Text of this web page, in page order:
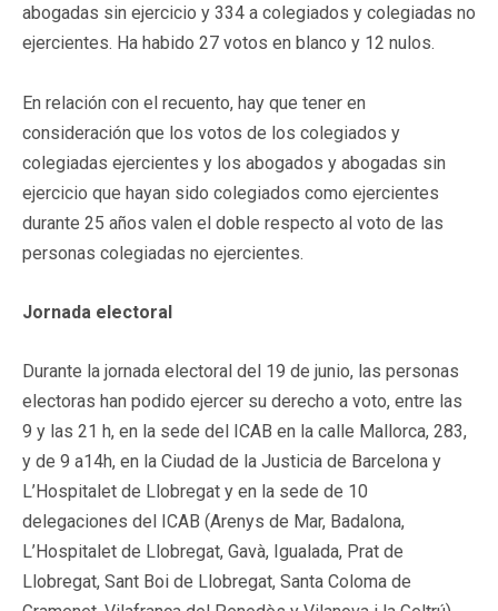
abogadas sin ejercicio y 334 a colegiados y colegiadas no
ejercientes. Ha habido 27 votos en blanco y 12 nulos.
En relación con el recuento, hay que tener en
consideración que los votos de los colegiados y
colegiadas ejercientes y los abogados y abogadas sin
ejercicio que hayan sido colegiados como ejercientes
durante 25 años valen el doble respecto al voto de las
personas colegiadas no ejercientes.
Jornada electoral
Durante la jornada electoral del 19 de junio, las personas
electoras han podido ejercer su derecho a voto, entre las
9 y las 21 h, en la sede del ICAB en la calle Mallorca, 283,
y de 9 a14h, en la Ciudad de la Justicia de Barcelona y
L’Hospitalet de Llobregat y en la sede de 10
delegaciones del ICAB (Arenys de Mar, Badalona,
L’Hospitalet de Llobregat, Gavà, Igualada, Prat de
Llobregat, Sant Boi de Llobregat, Santa Coloma de